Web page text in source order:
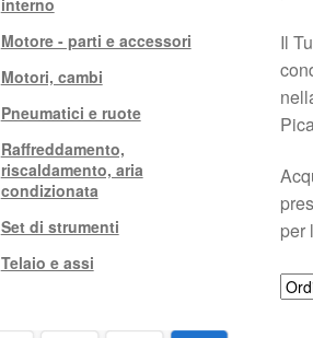
Il
per
interno
Motore - parti e accessori
Motori, cambi
Pneumatici e ruote
Raffreddamento,
riscaldamento, aria
condizionata
Set di strumenti
Telaio e assi